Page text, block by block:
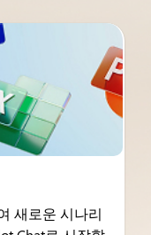
새로운 시나리